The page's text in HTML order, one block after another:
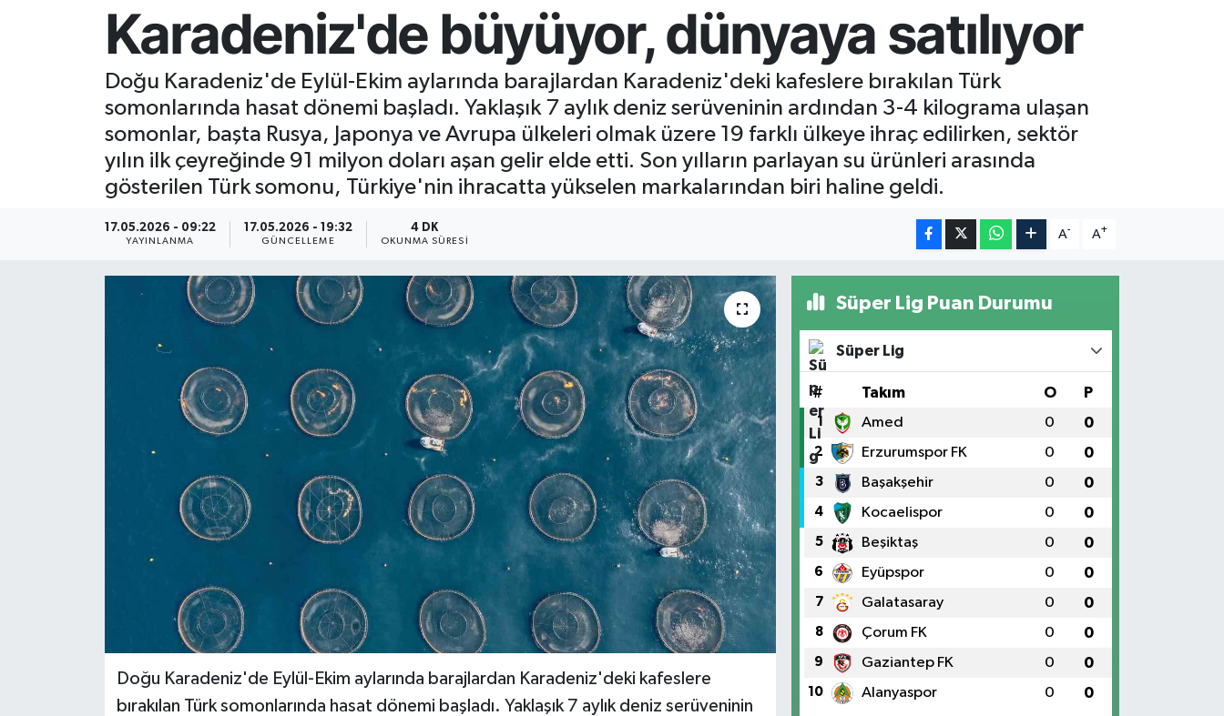
Karadeniz'de büyüyor, dünyaya satılıyor
Doğu Karadeniz'de Eylül-Ekim aylarında barajlardan Karadeniz'deki kafeslere bırakılan Türk
somonlarında hasat dönemi başladı. Yaklaşık 7 aylık deniz serüveninin ardından 3-4 kilograma ulaşan
somonlar, başta Rusya, Japonya ve Avrupa ülkeleri olmak üzere 19 farklı ülkeye ihraç edilirken, sektör
yılın ilk çeyreğinde 91 milyon doları aşan gelir elde etti. Son yılların parlayan su ürünleri arasında
gösterilen Türk somonu, Türkiye'nin ihracatta yükselen markalarından biri haline geldi.
17.05.2026 - 09:22
YAYINLANMA
17.05.2026 - 19:32
GÜNCELLEME
4 DK
OKUNMA SÜRESI
A- A+
Doğu Karadeniz'de Eylül-Ekim aylarında barajlardan Karadeniz'deki kafeslere
bırakılan Türk somonlarında hasat dönemi başladı. Yaklaşık 7 aylık deniz serüveninin
Süper Lig Puan Durumu
Süper Lig
# Takım O P
1 Amed 0 0
2 Erzurumspor FK 0 0
3 Başakşehir 0 0
4 Kocaelispor 0 0
5 Beşiktaş 0 0
6 Eyüpspor 0 0
7 Galatasaray 0 0
8 Çorum FK 0 0
9 Gaziantep FK 0 0
10 Alanyaspor 0 0
Resmi İlan